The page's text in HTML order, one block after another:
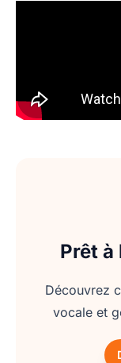
Prêt
Découvrez
vocale et